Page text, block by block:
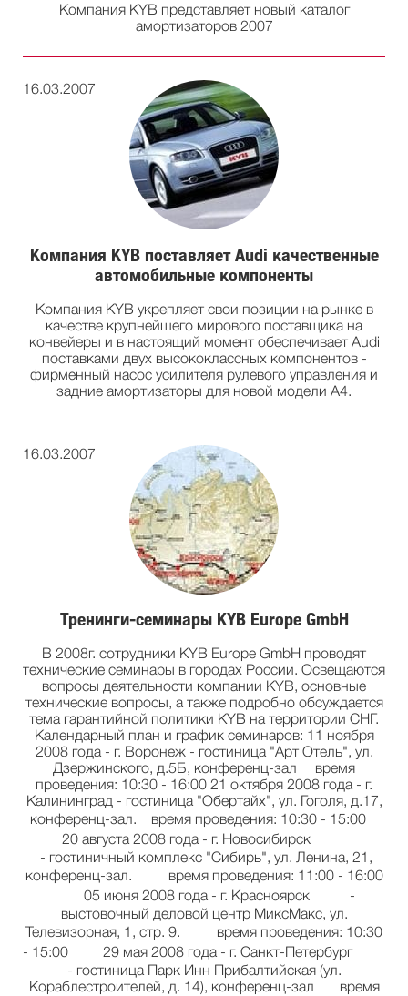
Компания KYB представляет новый каталог
амортизаторов 2007
16.03.2007
Компания KYB поставляет Audi качественные
автомобильные компоненты
Компания KYB укрепляет свои позиции на рынке в
качестве крупнейшего мирового поставщика на
конвейеры и в настоящий момент обеспечивает Audi
поставками двух высококлассных компонентов -
фирменный насос усилителя рулевого управления и
задние амортизаторы для новой модели A4.
16.03.2007
Тренинги-семинары KYB Europe GmbH
В 2008г. сотрудники KYB Europe GmbH проводят
технические семинары в городах России. Освещаются
вопросы деятельности компании KYB, основные
технические вопросы, а также подробно обсуждается
тема гарантийной политики KYB на территории СНГ.
Календарный план и график семинаров: 11 ноября
2008 года - г. Воронеж - гостиница "Арт Отель", ул.
Дзержинского, д.5Б, конференц-зал время
проведения: 10:30 - 16:00 21 октября 2008 года - г.
Калининград - гостиница "Обертайх", ул. Гоголя, д.17,
конференц-зал. время проведения: 10:30 - 15:00
20 августа 2008 года - г. Новосибирск
- гостиничный комплекс "Сибирь", ул. Ленина, 21,
конференц-зал. время проведения: 11:00 - 16:00
05 июня 2008 года - г. Красноярск -
выстовочный деловой центр МиксМакс, ул.
Телевизорная, 1, стр. 9. время проведения: 10:30
- 15:00 29 мая 2008 года - г. Санкт-Петербург
- гостиница Парк Инн Прибалтийская (ул.
Кораблестроителей, д. 14), конференц-зал время